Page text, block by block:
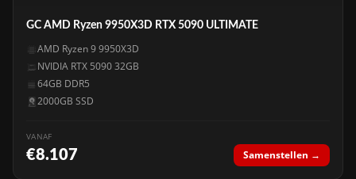
GC AMD Ryzen 9950X3D RTX 5090 ULTIMATE
AMD Ryzen 9 9950X3D
NVIDIA RTX 5090 32GB
64GB DDR5
2000GB SSD
VANAF
€8.107 Samenstellen →